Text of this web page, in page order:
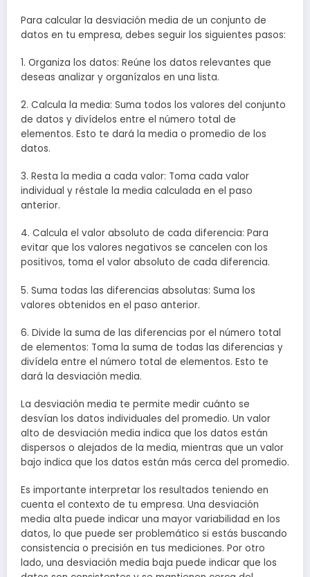
Para calcular la desviación media de un conjunto de
datos en tu empresa, debes seguir los siguientes pasos:
1. Organiza los datos: Reúne los datos relevantes que
deseas analizar y organízalos en una lista.
2. Calcula la media: Suma todos los valores del conjunto
de datos y divídelos entre el número total de
elementos. Esto te dará la media o promedio de los
datos.
3. Resta la media a cada valor: Toma cada valor
individual y réstale la media calculada en el paso
anterior.
4. Calcula el valor absoluto de cada diferencia: Para
evitar que los valores negativos se cancelen con los
positivos, toma el valor absoluto de cada diferencia.
5. Suma todas las diferencias absolutas: Suma los
valores obtenidos en el paso anterior.
6. Divide la suma de las diferencias por el número total
de elementos: Toma la suma de todas las diferencias y
divídela entre el número total de elementos. Esto te
dará la desviación media.
La desviación media te permite medir cuánto se
desvían los datos individuales del promedio. Un valor
alto de desviación media indica que los datos están
dispersos o alejados de la media, mientras que un valor
bajo indica que los datos están más cerca del promedio.
Es importante interpretar los resultados teniendo en
cuenta el contexto de tu empresa. Una desviación
media alta puede indicar una mayor variabilidad en los
datos, lo que puede ser problemático si estás buscando
consistencia o precisión en tus mediciones. Por otro
lado, una desviación media baja puede indicar que los